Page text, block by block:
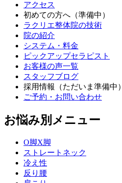
アクセス
初めての方へ（準備中）
ラクリエ整体院の技術
院の紹介
システム・料金
ピックアップセラピスト
お客様の声一覧
スタッフブログ
採用情報（ただいま準備中）
ご予約・お問い合わせ
お悩み別メニュー
O脚X脚
ストレートネック
冷え性
反り腰